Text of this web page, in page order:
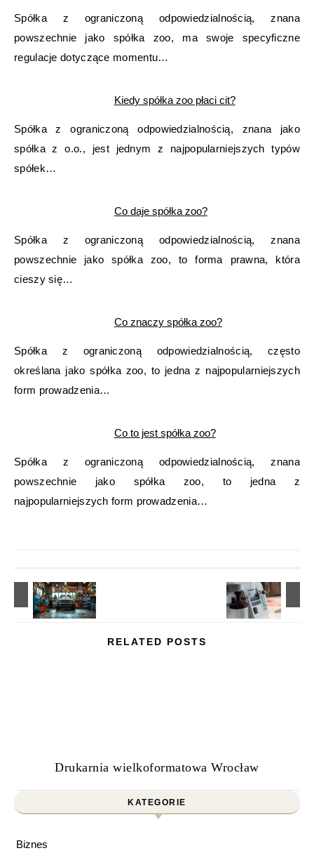
Spółka z ograniczoną odpowiedzialnością, znana
powszechnie jako spółka zoo, ma swoje specyficzne
regulacje dotyczące momentu…
Kiedy spółka zoo płaci cit?
Spółka z ograniczoną odpowiedzialnością, znana jako
spółka z o.o., jest jednym z najpopularniejszych typów
spółek…
Co daje spółka zoo?
Spółka z ograniczoną odpowiedzialnością, znana
powszechnie jako spółka zoo, to forma prawna, która
cieszy się…
Co znaczy spółka zoo?
Spółka z ograniczoną odpowiedzialnością, często
określana jako spółka zoo, to jedna z najpopularniejszych
form prowadzenia…
Co to jest spółka zoo?
Spółka z ograniczoną odpowiedzialnością, znana
powszechnie jako spółka zoo, to jedna z
najpopularniejszych form prowadzenia…
RELATED POSTS
Drukarnia wielkoformatowa Wrocław
KATEGORIE
Biznes